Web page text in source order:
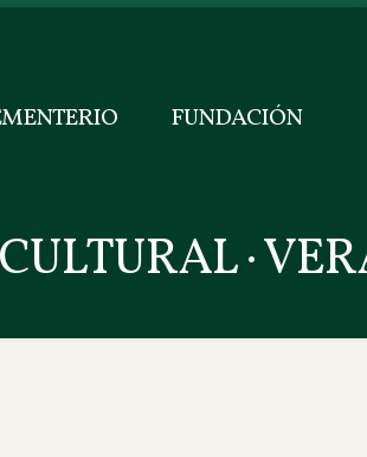
FUNDACIÓN
·